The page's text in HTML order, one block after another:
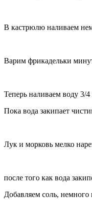
В кастрюлю наливаем
Варим фрикадельки
Теперь наливаем воду 3/
Пока вода закипает
Лук и морковь мелко
после того как вода
Добавляем соль,